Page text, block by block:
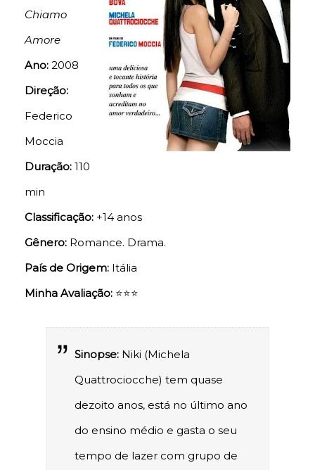
Chiamo
Amore
Ano: 2008
Direção:
Federico
Moccia
Duração: 110
min
Classificação: +14 anos
Gênero: Romance. Drama.
País de Origem: Itália
Minha Avaliação: ⭐⭐⭐
Sinopse: Niki (Michela
Quattrociocche) tem quase
dezoito anos, está no último ano
do ensino médio e gasta o seu
tempo de lazer com grupo de